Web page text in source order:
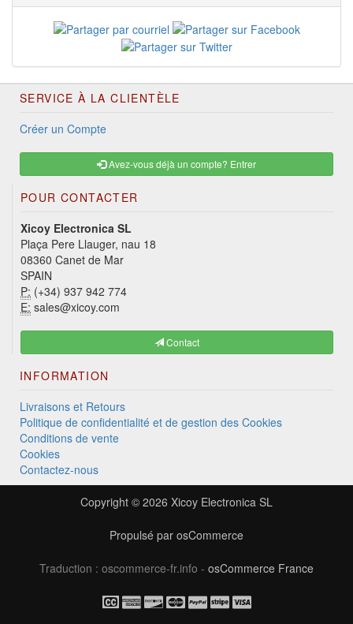
SERVICE À LA CLIENTÈLE
Créer un Compte
Avez-vous déjà un compte? Entrer
POUR CONTACTER
Xicoy Electronica SL
Plaça Pere Llauger, nau 18
08360 Canet de Mar
SPAIN
P: (+34) 937 942 774
E: sales@xicoy.com
Contact
INFORMATION
Livraisons et Retours
Politique de confidentialité et de gestion des Cookies
Conditions de vente
Cookies
Contactez-nous
Copyright © 2026 Xicoy Electronica SL
Propulsé par osCommerce
Traduction : oscommerce-fr.info - osCommerce France